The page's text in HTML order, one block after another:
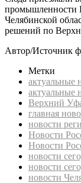
промышленности
Челябинской
решений по
Автор/Источник
Метки
актуальные
актуальные
Верхний
главная
новости
Новости
Новости
новости
новости
новости